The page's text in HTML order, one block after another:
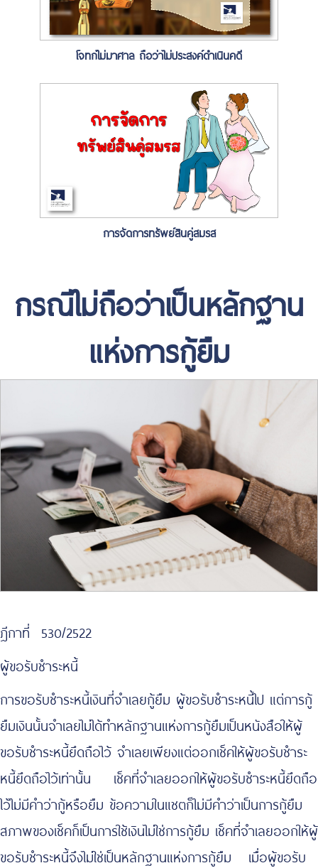
โจทก์ไม่มาศาล ถือว่าไม่ประสงค์ดำเนินคดี
การจัดการทรัพย์สินคู่สมรส
กรณีไม่ถือว่าเป็นหลักฐาน
แห่งการกู้ยืม
ฎีกาที่ 530/2522
ผู้ขอรับชำระหนี้
การขอรับชำระหนี้เงินที่จำเลยกู้ยืม ผู้ขอรับชำระหนี้ไป แต่การกู้
ยืมเงินนั้นจำเลยไม่ได้ทำหลักฐานแห่งการกู้ยืมเป็นหนังสือให้ผู้
ขอรับชำระหนี้ยึดถือไว้ จำเลยเพียงแต่ออกเช็คให้ผู้ขอรับชำระ
หนี้ยึดถือไว้เท่านั้น เช็คที่จำเลยออกให้ผู้ขอรับชำระหนี้ยึดถือ
ไว้ไม่มีคำว่ากู้หรือยืม ข้อความในแชตก็ไม่มีคำว่าเป็นการกู้ยืม
สภาพของเช็คก็เป็นการใช้เงินไม่ใช่การกู้ยืม เช็คที่จำเลยออกให้ผู้
ขอรับชำระหนี้จึงไม่ใช่เป็นหลักฐานแห่งการกู้ยืม เมื่อผู้ขอรับ